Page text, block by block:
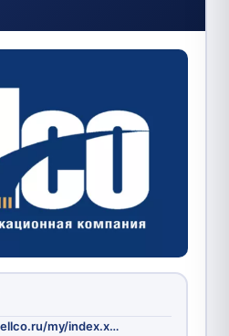
https://bill.ellco.ru/my/index.xhtml